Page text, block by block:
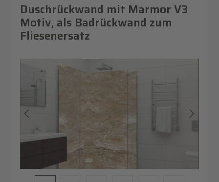
Duschrückwand mit Marmor V3
Motiv, als Badrückwand zum
Fliesenersatz